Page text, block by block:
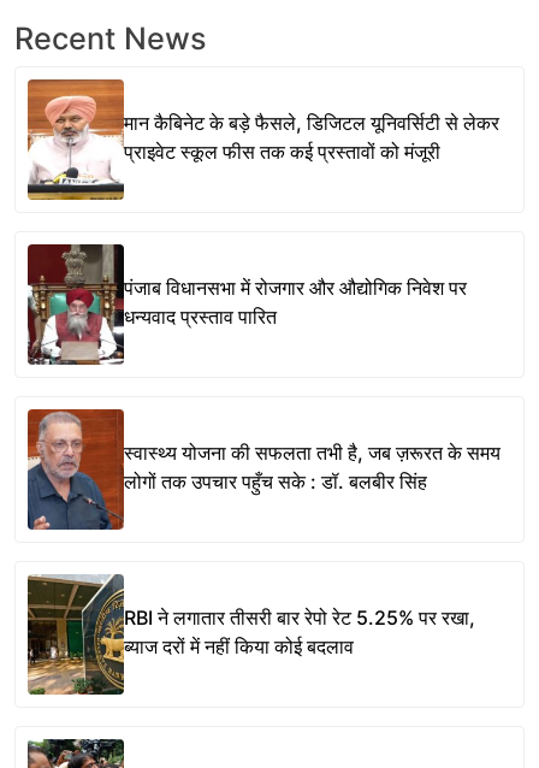
Recent News
मान कैबिनेट के बड़े फैसले, डिजिटल यूनिवर्सिटी से लेकर
प्राइवेट स्कूल फीस तक कई प्रस्तावों को मंजूरी
पंजाब विधानसभा में रोजगार और औद्योगिक निवेश पर
धन्यवाद प्रस्ताव पारित
स्वास्थ्य योजना की सफलता तभी है, जब ज़रूरत के समय
लोगों तक उपचार पहुँच सके : डॉ. बलबीर सिंह
RBI ने लगातार तीसरी बार रेपो रेट 5.25% पर रखा,
ब्याज दरों में नहीं किया कोई बदलाव